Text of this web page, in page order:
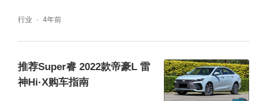
行业 4年前
推荐Super睿 2022款帝豪L 雷
神Hi·X购车指南